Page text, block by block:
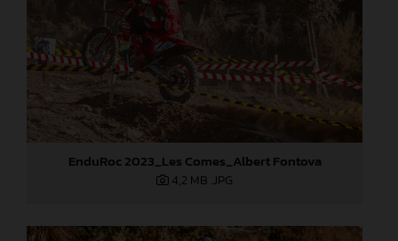
EnduRoc 2023_Les Comes_Albert Fontova
4,2 MB .JPG